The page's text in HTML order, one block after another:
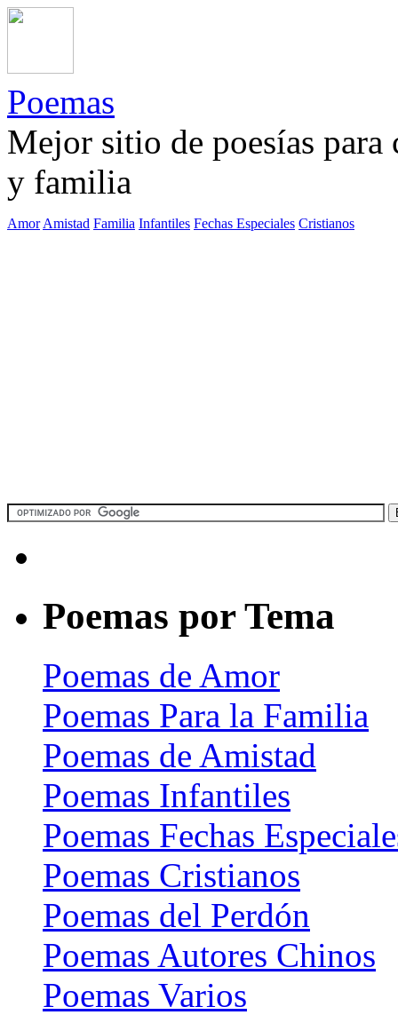
Poemas
Mejor sitio de poesías
y familia
Amor Amistad Familia Infantiles Fechas Especiales Cristianos
Poemas por Tema
Poemas de Amor
Poemas Para la Familia
Poemas de Amistad
Poemas Infantiles
Poemas Fechas
Poemas Cristianos
Poemas del Perdón
Poemas Autores Chinos
Poemas Varios